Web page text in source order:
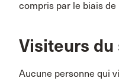
compris par le biais de
Visiteurs du
Aucune personne qui